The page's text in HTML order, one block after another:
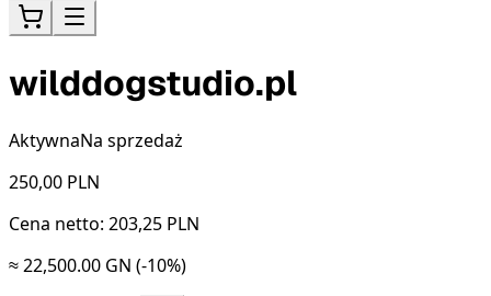
wilddogstudio.pl
AktywnaNa sprzedaż
250,00 PLN
Cena netto: 203,25 PLN
≈ 22,500.00 GN (-10%)